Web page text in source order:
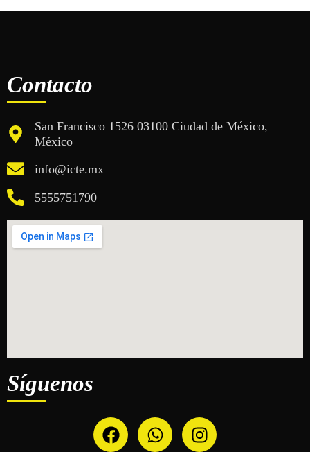
Contacto
San Francisco 1526 03100 Ciudad de México,
México
info@icte.mx
5555751790
Síguenos